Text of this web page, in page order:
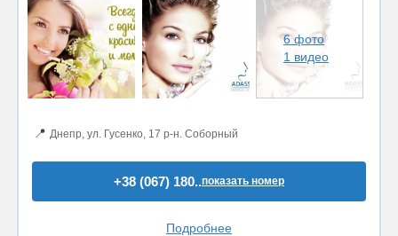
6 фото
1 видео
📍 Днепр, ул. Гусенко, 17 р-н. Соборный
+38 (067) 180..показать номер
Подробнее